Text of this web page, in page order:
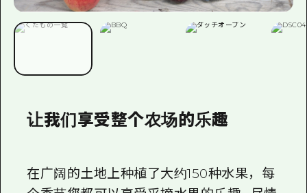
让我们享受整个农场的乐趣
在广阔的土地上种植了大约150种水果，每